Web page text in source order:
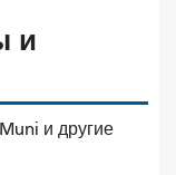
и
и другие